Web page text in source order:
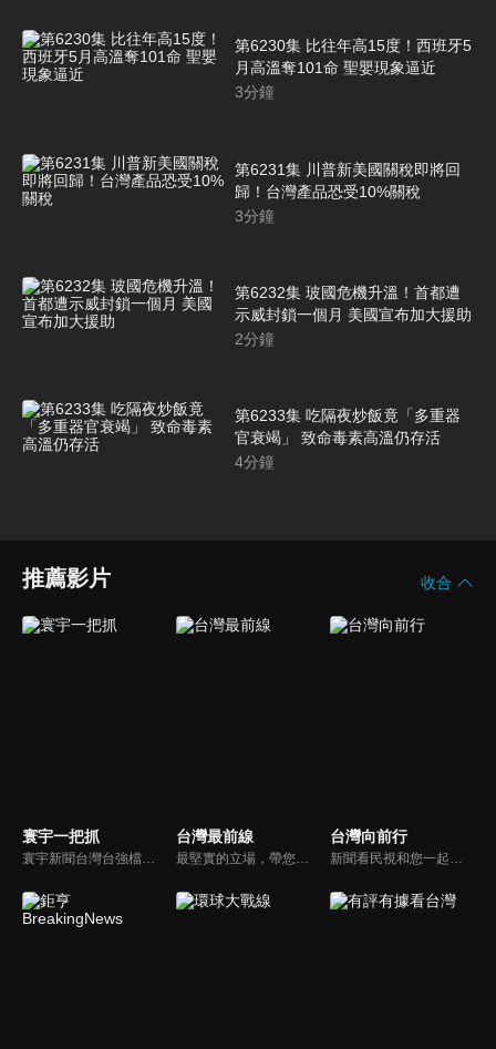
第6230集 比往年高15度！西班牙5
月高溫奪101命 聖嬰現象逼近
3分鐘
第6231集 川普新美國關稅即將回
歸！台灣產品恐受10%關稅
3分鐘
第6232集 玻國危機升溫！首都遭
示威封鎖一個月 美國宣布加大援助
2分鐘
第6233集 吃隔夜炒飯竟「多重器
官衰竭」 致命毒素高溫仍存活
4分鐘
推薦影片 收合
寰宇一把抓 台灣最前線 台灣向前行